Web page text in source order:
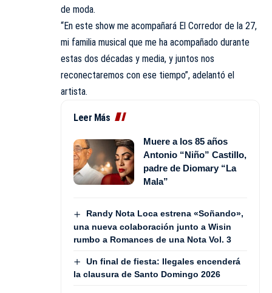
de moda.
“En este show me acompañará El Corredor de la 27,
mi familia musical que me ha acompañado durante
estas dos décadas y media, y juntos nos
reconectaremos con ese tiempo”, adelantó el
artista.
Leer Más
Muere a los 85 años
Antonio “Niño” Castillo,
padre de Diomary “La
Mala”
Randy Nota Loca estrena «Soñando»,
una nueva colaboración junto a Wisin
rumbo a Romances de una Nota Vol. 3
Un final de fiesta: Ilegales encenderá
la clausura de Santo Domingo 2026